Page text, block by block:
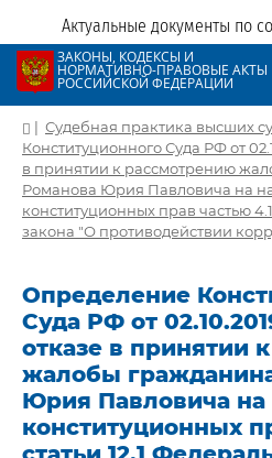
Актуальные документы по
ЗАКОНЫ, КОДЕКСЫ И
НОРМАТИВНО-ПРАВОВЫЕ АКТЫ
РОССИЙСКОЙ ФЕДЕРАЦИИ
| Судебная практика высших
Конституционного Суда РФ от
в принятии к рассмотрению
Романова Юрия Павловича на
конституционных прав частью
закона "О противодействии
Определение
Суда РФ от
отказе в принятии
жалобы
Юрия Павловича
конституционных